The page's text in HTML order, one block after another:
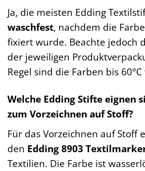
Ja, die meisten Edding
waschfest, nachdem die
fixiert wurde. Beachte jedoch
der jeweiligen
Regel sind die Farben bis
Welche Edding Stifte eignen
zum Vorzeichnen auf Stoff?
Für das Vorzeichnen auf Stoff
den Edding 8903
Textilien. Die Farbe ist